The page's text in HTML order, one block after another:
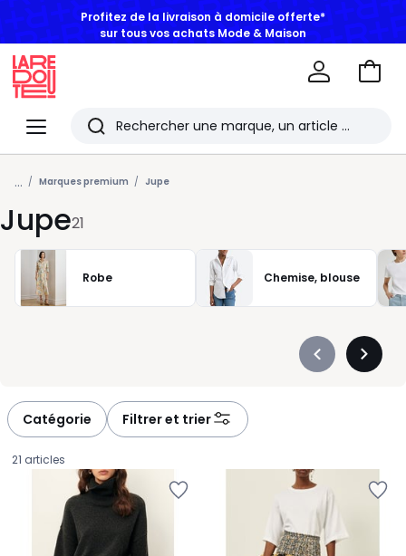
Profitez de la livraison à domicile offerte*
sur tous vos achats Mode & Maison
Menu
Redoute
Rechercher
Les
derniers
articles
consultés
Aller
... Marques premium Jupe
Jupe21
Robe Chemise, blouse
Précédent
Catégorie Filtrer et trier
21 articles